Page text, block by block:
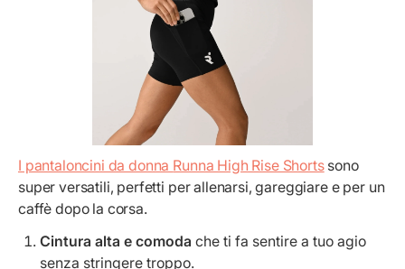
I pantaloncini da donna Runna High Rise Shortssono
super versatili, perfetti per allenarsi, gareggiare e per un
caffè dopo la corsa.
Cintura alta e comoda che ti fa sentire a tuo agio
senza stringere troppo.